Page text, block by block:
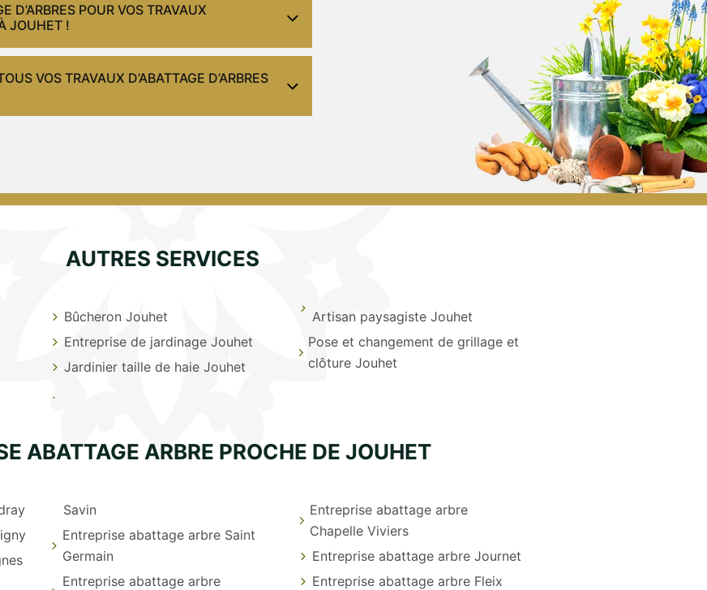
D’ARBRES POUR VOS TRAVAUX
JOUHET !
VOS TRAVAUX D’ABATTAGE D’ARBRES
AUTRES SERVICES
Bûcheron Jouhet
Entreprise de jardinage Jouhet
Jardinier taille de haie Jouhet
Artisan paysagiste Jouhet
Pose et changement de grillage et
clôture Jouhet
ABATTAGE ARBRE PROCHE DE JOUHET
Savin
Entreprise abattage arbre Saint
Germain
Entreprise abattage arbre
Entreprise abattage arbre
Chapelle Viviers
Entreprise abattage arbre Journet
Entreprise abattage arbre Fleix